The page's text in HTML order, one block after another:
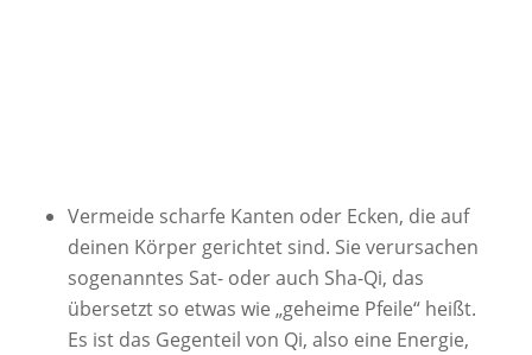
Vermeide scharfe Kanten oder Ecken, die auf
deinen Körper gerichtet sind. Sie verursachen
sogenanntes Sat- oder auch Sha-Qi, das
übersetzt so etwas wie „geheime Pfeile“ heißt.
Es ist das Gegenteil von Qi, also eine Energie,